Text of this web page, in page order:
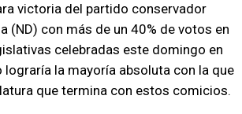
victoria del partido conservador
(ND) con más de un 40% de votos en
celebradas este domingo en
lograría la mayoría absoluta con la que
que termina con estos comicios.